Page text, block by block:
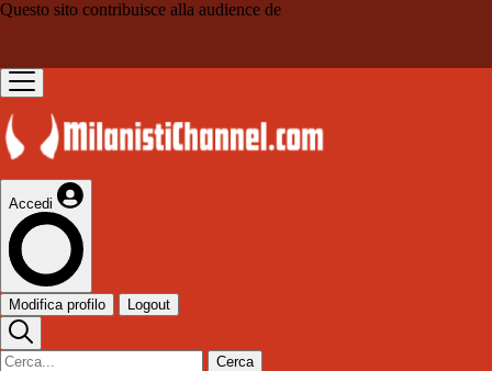
Questo sito contribuisce alla audience de
Accedi
Modifica profilo Logout
Cerca